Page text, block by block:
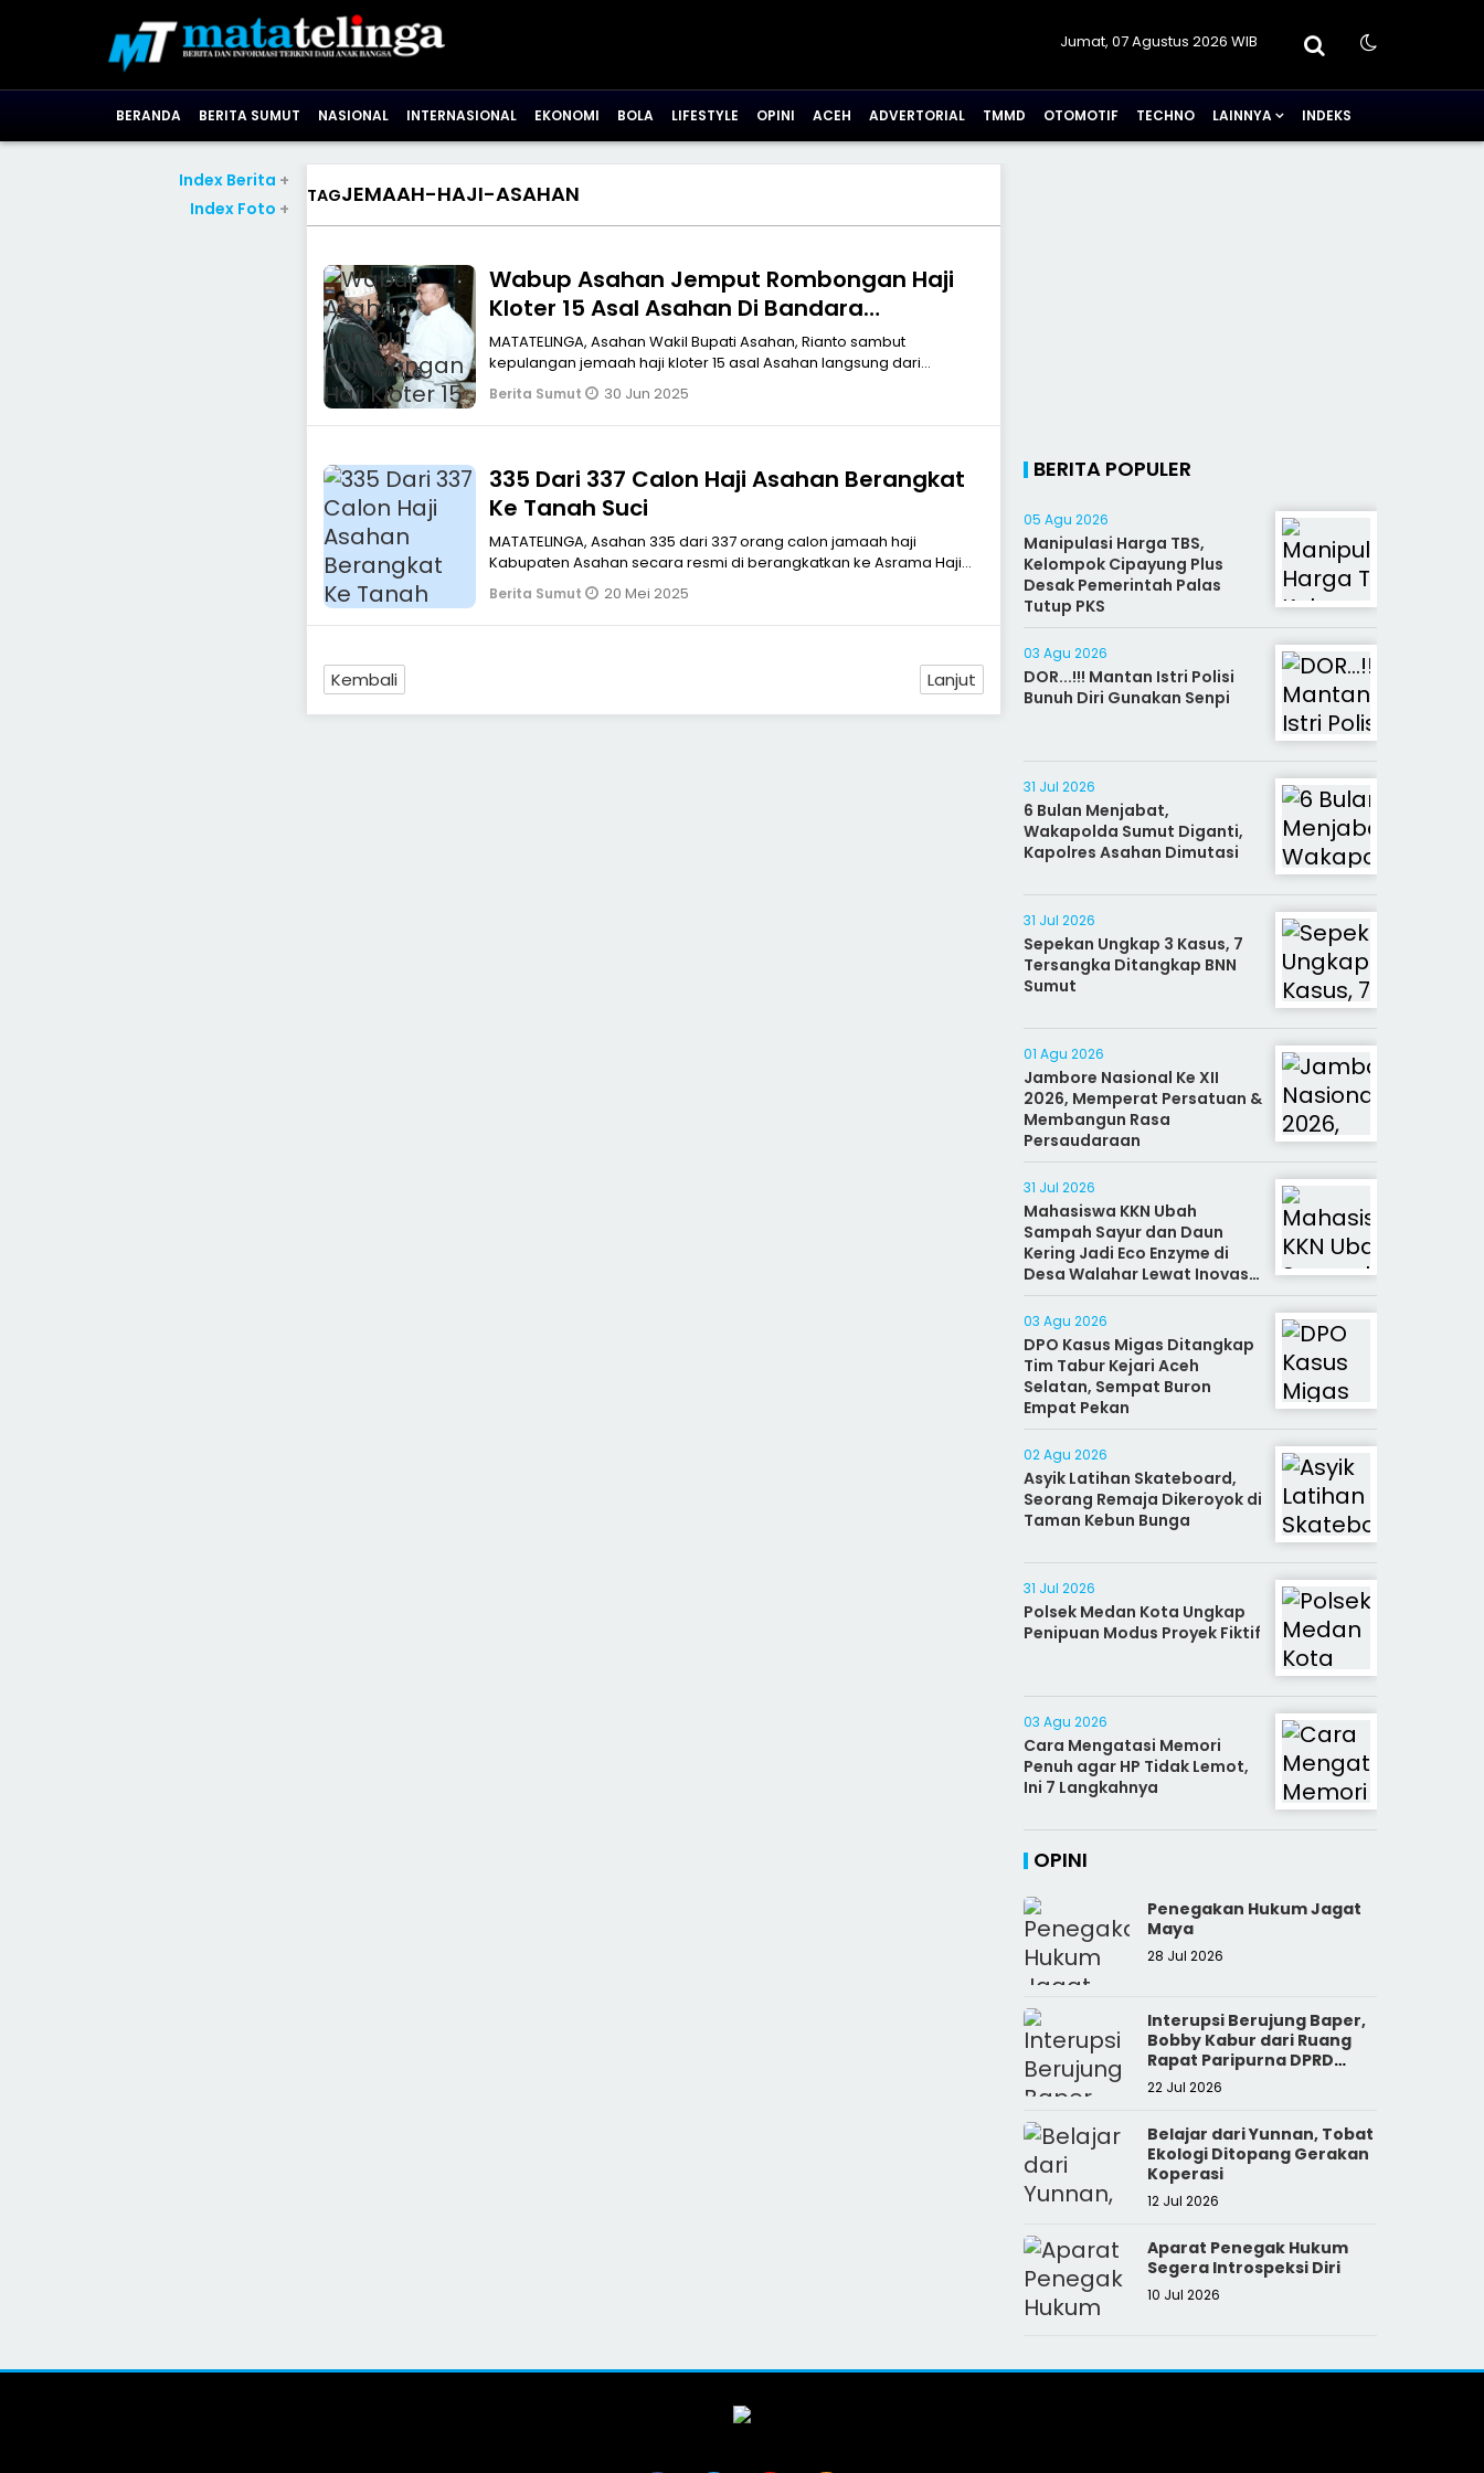
Jumat, 07 Agustus 2026 WIB
BERANDA BERITA SUMUT NASIONAL INTERNASIONAL EKONOMI BOLA LIFESTYLE OPINI ACEH ADVERTORIAL TMMD OTOMOTIF TECHNO LAINNYA INDEKS
TAGJEMAAH-HAJI-ASAHAN
Wabup Asahan Jemput Rombongan Haji
Kloter 15 Asal Asahan Di Bandara
Kualanamu
MATATELINGA, Asahan Wakil Bupati Asahan, Rianto sambut
kepulangan jemaah haji kloter 15 asal Asahan langsung dari
bandara Kualanamu Medan, Minggu malam
(29/06/2025).adsenseRombongan jamaah haji kloter 15 terdiri dari
jamaah asal Kabupaten Asahan,
Berita Sumut 30 Jun 2025
335 Dari 337 Calon Haji Asahan Berangkat
Ke Tanah Suci
MATATELINGA, Asahan 335 dari 337 orang calon jamaah haji
Kabupaten Asahan secara resmi di berangkatkan ke Asrama Haji
Medan pada Senin 19 Mey 2025 yang selanjutnya menuju ke Tanah
Suci Makkah, rombongan calon jamaah haji ini diberangkatkan dari
Gedu
Berita Sumut 20 Mei 2025
Kembali Lanjut
Index Berita +
Index Foto +
BERITA POPULER
05 Agu 2026
Manipulasi Harga TBS,
Kelompok Cipayung Plus
Desak Pemerintah Palas
Tutup PKS
03 Agu 2026
DOR...!!! Mantan Istri Polisi
Bunuh Diri Gunakan Senpi
31 Jul 2026
6 Bulan Menjabat,
Wakapolda Sumut Diganti,
Kapolres Asahan Dimutasi
31 Jul 2026
Sepekan Ungkap 3 Kasus, 7
Tersangka Ditangkap BNN
Sumut
01 Agu 2026
Jambore Nasional Ke XII
2026, Memperat Persatuan &
Membangun Rasa
Persaudaraan
31 Jul 2026
Mahasiswa KKN Ubah
Sampah Sayur dan Daun
Kering Jadi Eco Enzyme di
Desa Walahar Lewat Inovasi
Alat Kreatif
03 Agu 2026
DPO Kasus Migas Ditangkap
Tim Tabur Kejari Aceh
Selatan, Sempat Buron
Empat Pekan
02 Agu 2026
Asyik Latihan Skateboard,
Seorang Remaja Dikeroyok di
Taman Kebun Bunga
31 Jul 2026
Polsek Medan Kota Ungkap
Penipuan Modus Proyek Fiktif
03 Agu 2026
Cara Mengatasi Memori
Penuh agar HP Tidak Lemot,
Ini 7 Langkahnya
OPINI
Penegakan Hukum Jagat
Maya
28 Jul 2026
Interupsi Berujung Baper,
Bobby Kabur dari Ruang
Rapat Paripurna DPRD
Sumut
22 Jul 2026
Belajar dari Yunnan, Tobat
Ekologi Ditopang Gerakan
Koperasi
12 Jul 2026
Aparat Penegak Hukum
Segera Introspeksi Diri
10 Jul 2026